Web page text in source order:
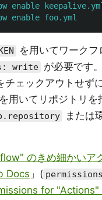
enable
enable foo.yml
を用いてワーク
write が必要です。
チェックアウトせ
用いてリポジトリを
または
のきめ細かいア
Docs 」(
for